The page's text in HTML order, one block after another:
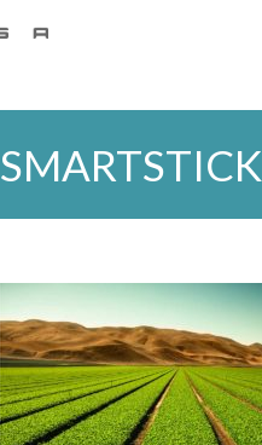
SMARTSTICK